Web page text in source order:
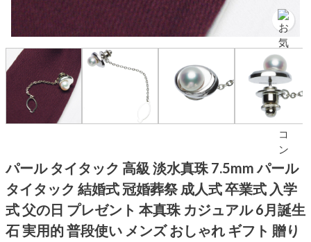
パール タイタック 高級 淡水真珠 7.5mm パール
タイタック 結婚式 冠婚葬祭 成人式 卒業式 入学
式 父の日 プレゼント 本真珠 カジュアル 6月誕生
石 実用的 普段使い メンズ おしゃれ ギフト 贈り